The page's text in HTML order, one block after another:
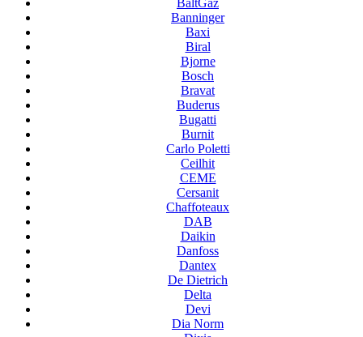
BaltGaz
Banninger
Baxi
Biral
Bjorne
Bosch
Bravat
Buderus
Bugatti
Burnit
Carlo Poletti
Ceilhit
CEME
Cersanit
Chaffoteaux
DAB
Daikin
Danfoss
Dantex
De Dietrich
Delta
Devi
Dia Norm